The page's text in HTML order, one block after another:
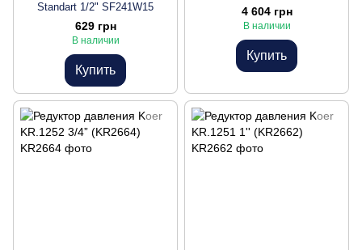
Standart 1/2" SF241W15
629 грн
В наличии
Купить
4 604 грн
В наличии
Купить